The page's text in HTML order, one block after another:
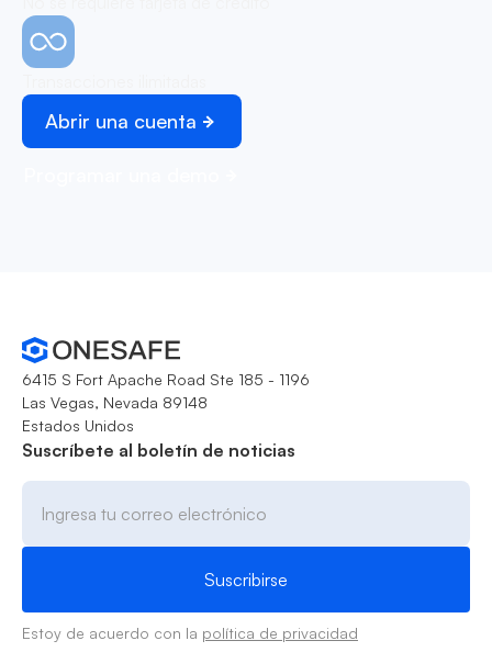
Abrir una cuenta
6415 S Fort Apache Road Ste 185 - 1196
Las Vegas, Nevada 89148
Estados Unidos
Suscríbete al boletín de noticias
Estoy de acuerdo con la política de privacidad